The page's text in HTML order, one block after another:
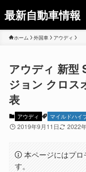
最新自動車情報
ホーム 外国車 アウディ
アウディ 新型
ジョン クロス
表
アウディ マイルドハイ
2019年9月11日 2022
本ページにはプ
す。